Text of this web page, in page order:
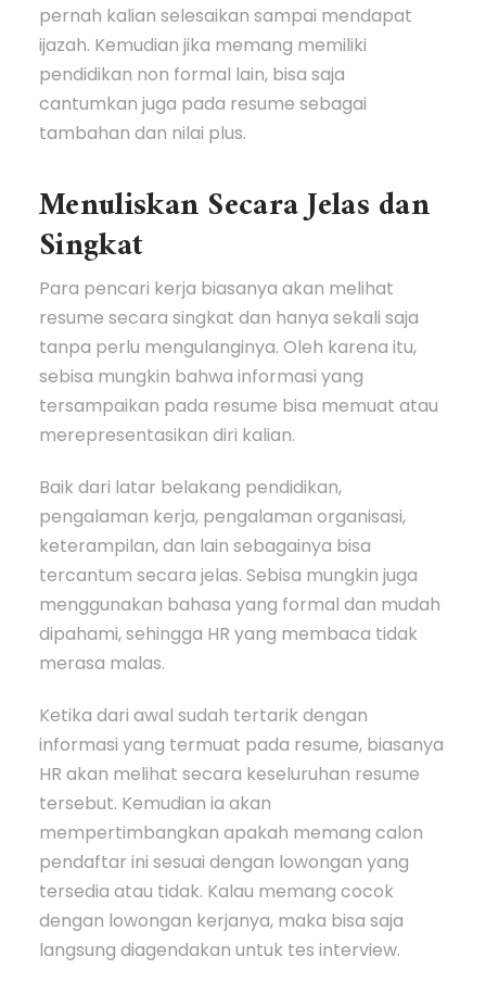
pernah kalian selesaikan sampai mendapat
ijazah. Kemudian jika memang memiliki
pendidikan non formal lain, bisa saja
cantumkan juga pada resume sebagai
tambahan dan nilai plus.
Menuliskan Secara Jelas dan
Singkat
Para pencari kerja biasanya akan melihat
resume secara singkat dan hanya sekali saja
tanpa perlu mengulanginya. Oleh karena itu,
sebisa mungkin bahwa informasi yang
tersampaikan pada resume bisa memuat atau
merepresentasikan diri kalian.
Baik dari latar belakang pendidikan,
pengalaman kerja, pengalaman organisasi,
keterampilan, dan lain sebagainya bisa
tercantum secara jelas. Sebisa mungkin juga
menggunakan bahasa yang formal dan mudah
dipahami, sehingga HR yang membaca tidak
merasa malas.
Ketika dari awal sudah tertarik dengan
informasi yang termuat pada resume, biasanya
HR akan melihat secara keseluruhan resume
tersebut. Kemudian ia akan
mempertimbangkan apakah memang calon
pendaftar ini sesuai dengan lowongan yang
tersedia atau tidak. Kalau memang cocok
dengan lowongan kerjanya, maka bisa saja
langsung diagendakan untuk tes interview.